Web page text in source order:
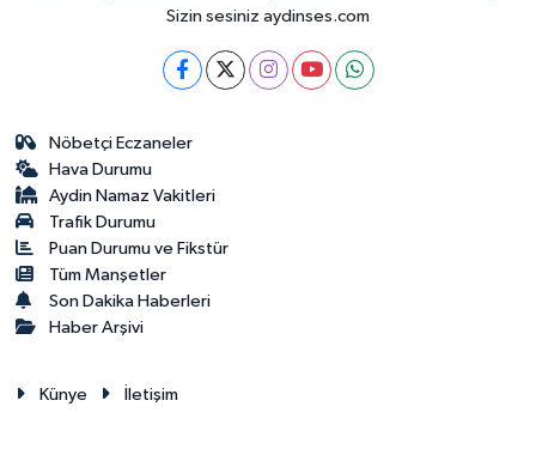
Sizin sesiniz aydinses.com
Nöbetçi Eczaneler
Hava Durumu
Aydin Namaz Vakitleri
Trafik Durumu
Puan Durumu ve Fikstür
Tüm Manşetler
Son Dakika Haberleri
Haber Arşivi
Künye İletişim